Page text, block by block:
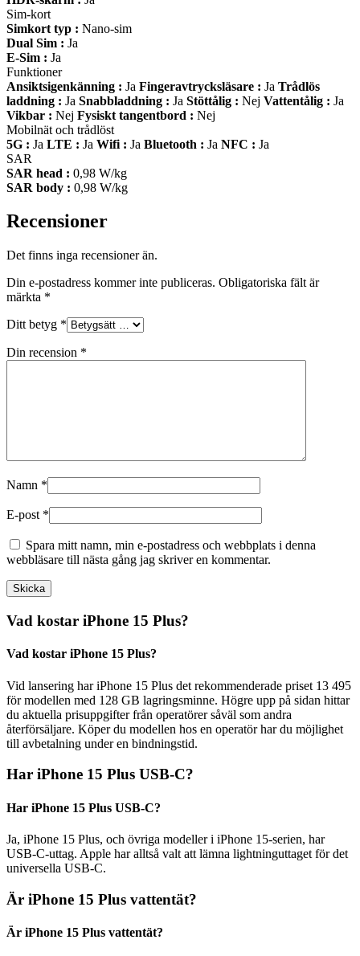
Sim-kort
Simkort typ : Nano-sim
Dual Sim : Ja
E-Sim : Ja
Funktioner
Ansiktsigenkänning : Ja Fingeravtrycksläsare : Ja Trådlös
laddning : Ja Snabbladdning : Ja Stöttålig : Nej Vattentålig : Ja
Vikbar : Nej Fysiskt tangentbord : Nej
Mobilnät och trådlöst
5G : Ja LTE : Ja Wifi : Ja Bluetooth : Ja NFC : Ja
SAR
SAR head : 0,98 W/kg
SAR body : 0,98 W/kg
Recensioner
Det finns inga recensioner än.
Din e-postadress kommer inte publiceras. Obligatoriska fält är
märkta *
Ditt betyg *
Din recension *
Namn *
E-post *
Spara mitt namn, min e-postadress och webbplats i denna
webbläsare till nästa gång jag skriver en kommentar.
Vad kostar iPhone 15 Plus?
Vad kostar iPhone 15 Plus?
Vid lansering har iPhone 15 Plus det rekommenderade priset 13 495
för modellen med 128 GB lagringsminne. Högre upp på sidan hittar
du aktuella prisuppgifter från operatörer såväl som andra
återförsäljare. Köper du modellen hos en operatör har du möjlighet
till avbetalning under en bindningstid.
Har iPhone 15 Plus USB-C?
Har iPhone 15 Plus USB-C?
Ja, iPhone 15 Plus, och övriga modeller i iPhone 15-serien, har
USB-C-uttag. Apple har alltså valt att lämna lightninguttaget för det
universella USB-C.
Är iPhone 15 Plus vattentät?
Är iPhone 15 Plus vattentät?